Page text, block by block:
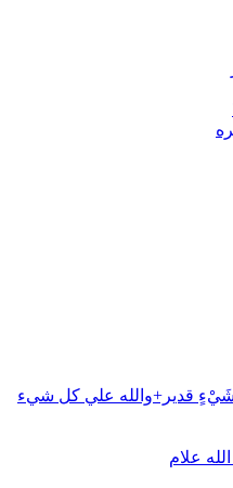
شَيْءٍ قدير+والله علي كل شيء
علام